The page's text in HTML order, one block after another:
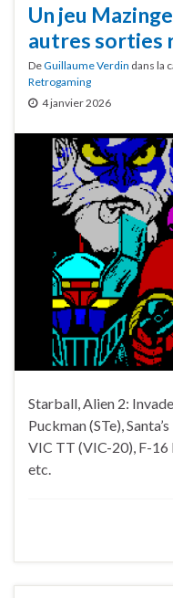
Un jeu
autres sorties
DeGuillaume Verdin dans la
Retrogaming
4 janvier 2026
Starball, Alien 2:
Puckman (STe),
VIC TT (VIC-20), F-
etc.